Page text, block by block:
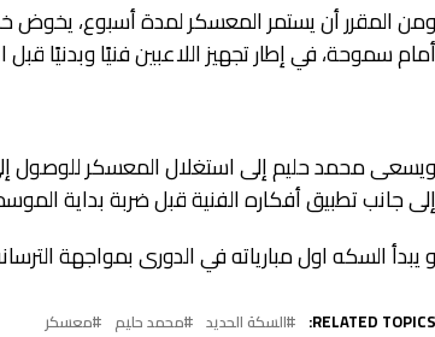
ومن المقرر أن يستمر المعسكر لمدة أسبوع، يخوض
أمام سموحة، في إطار تجهيز اللاعبين فنيًا وبدنيًا
ويسعى محمد حليم إلى استغلال المعسكر للوصول
إلى جانب تطبيق أفكاره الفنية قبل ضربة بداية
و يبدأ السكه اول مبارياته في الدورى بمواجهة
RELATED TOPICS: السكة الحديد محمد حليم معسكر